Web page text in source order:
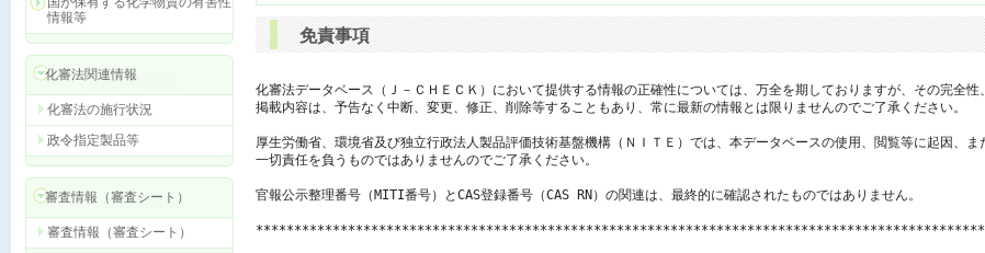
情報等
化審法関連情報
化審法の施行状況
政令指定製品等
審査情報（審査シート）
審査情報（審査シート）
免責事項
化審法データベース（Ｊ－ＣＨＥＣＫ）において提供する情報の正確性については、万全を期しておりますが、その完全
掲載内容は、予告なく中断、変更、修正、削除等することもあり、常に最新の情報とは限りませんのでご了承ください。
厚生労働省、環境省及び独立行政法人製品評価技術基盤機構（ＮＩＴＥ）では、本データベースの使用、閲覧等に起因、
一切責任を負うものではありませんのでご了承ください。
官報公示整理番号（MITI番号）とCAS登録番号（CAS RN）の関連は、最終的に確認されたものではありません。